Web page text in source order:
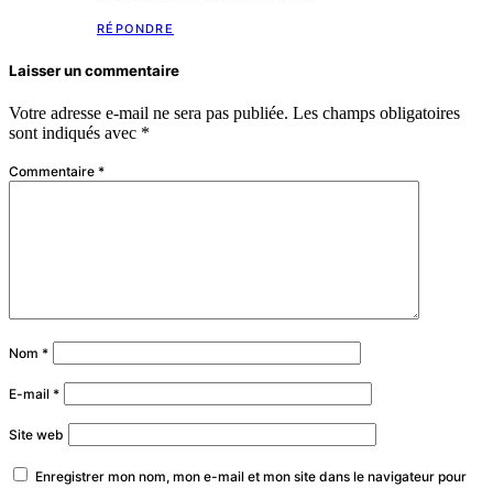
RÉPONDRE
Laisser un commentaire
Votre adresse e-mail ne sera pas publiée. Les champs obligatoires
sont indiqués avec *
Commentaire *
Nom *
E-mail *
Site web
Enregistrer mon nom, mon e-mail et mon site dans le navigateur pour